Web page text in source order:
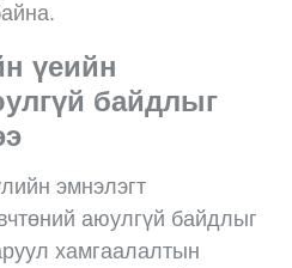
үеийн
байдлыг
эмнэлэгт
аюулгүй байдлыг
хамгаалалтын